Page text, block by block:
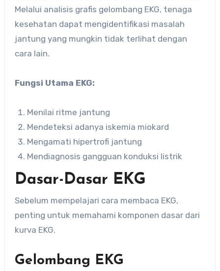
Melalui analisis grafis gelombang EKG, tenaga
kesehatan dapat mengidentifikasi masalah
jantung yang mungkin tidak terlihat dengan
cara lain.
Fungsi Utama EKG:
Menilai ritme jantung
Mendeteksi adanya iskemia miokard
Mengamati hipertrofi jantung
Mendiagnosis gangguan konduksi listrik
Dasar-Dasar EKG
Sebelum mempelajari cara membaca EKG,
penting untuk memahami komponen dasar dari
kurva EKG.
Gelombang EKG